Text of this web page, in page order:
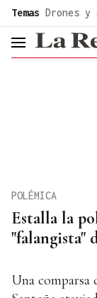
Temas Drones y
Estalla la
"falangista"
POLÉMICA
Una comparsa